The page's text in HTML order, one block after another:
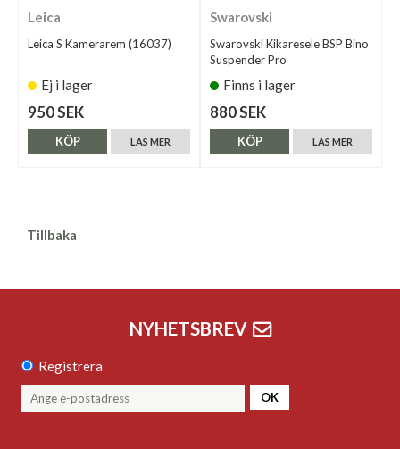
Leica
Leica S Kamerarem (16037)
Ej i lager
950 SEK
LÄS MER
KÖP
Swarovski
Swarovski Kikaresele BSP Bino
Suspender Pro
Finns i lager
880 SEK
LÄS MER
KÖP
Tillbaka
NYHETSBREV
Registrera
OK